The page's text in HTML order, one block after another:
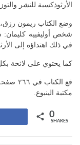
الأرثوذكسية للنشر
وضع الكتاب ريمون
شخص أوليفييه كليمان:
في ذلك اهتداؤه إلى
كما يحتوي على لائحة
قع
مكتبة الينبوع.
0
SHARES